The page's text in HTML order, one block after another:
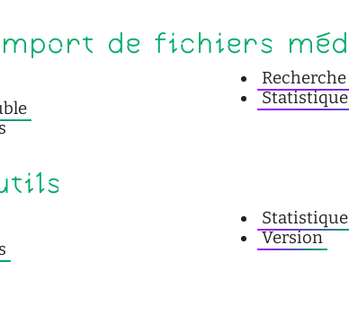
de fichiers
Version